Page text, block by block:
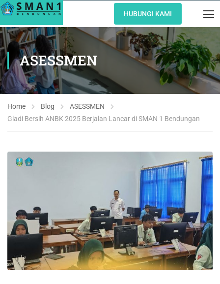
HUBUNGI KAMI
ASESSMEN
Home Blog
ASESSMEN
Gladi Bersih ANBK 2025 Berjalan Lancar di SMAN 1 Bendungan